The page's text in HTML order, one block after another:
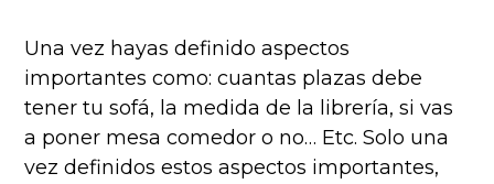
Una vez hayas definido aspectos
importantes como: cuantas plazas debe
tener tu sofá, la medida de la librería, si vas
a poner mesa comedor o no… Etc. Solo una
vez definidos estos aspectos importantes,